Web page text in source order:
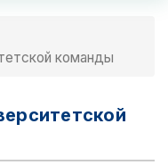
команды